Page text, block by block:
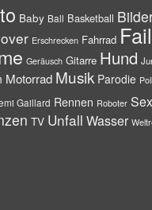
Baby Ball Basketball
Erschrecken Fahrrad Fail
Geräusch Gitarre Hund
Motorrad Musik Parodie
Gaillard Rennen Roboter
TV Unfall Wasser